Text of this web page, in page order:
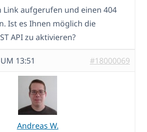
Link aufgerufen und einen 404
Ist es Ihnen möglich die
API zu aktivieren?
13:51 #18000069
Andreas W.